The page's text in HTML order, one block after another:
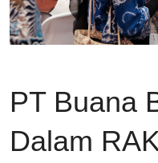
PT Buana
Dalam